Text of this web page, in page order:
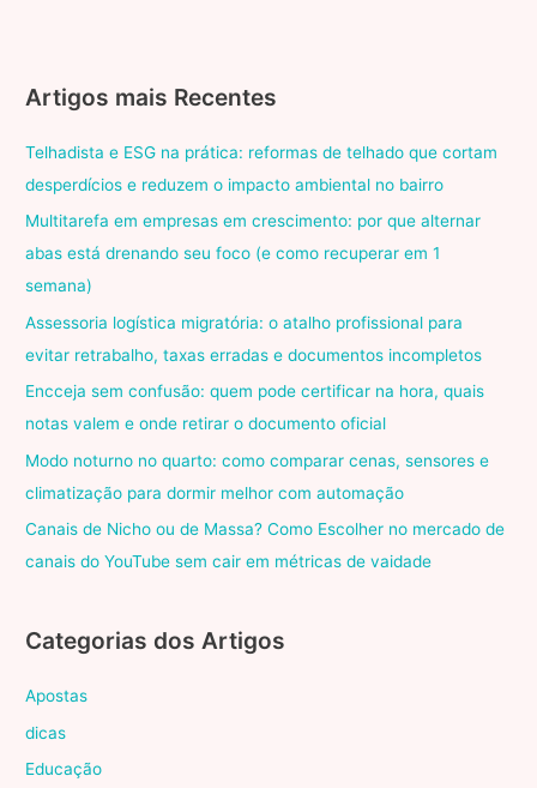
Artigos mais Recentes
Telhadista e ESG na prática: reformas de telhado que cortam
desperdícios e reduzem o impacto ambiental no bairro
Multitarefa em empresas em crescimento: por que alternar
abas está drenando seu foco (e como recuperar em 1
semana)
Assessoria logística migratória: o atalho profissional para
evitar retrabalho, taxas erradas e documentos incompletos
Encceja sem confusão: quem pode certificar na hora, quais
notas valem e onde retirar o documento oficial
Modo noturno no quarto: como comparar cenas, sensores e
climatização para dormir melhor com automação
Canais de Nicho ou de Massa? Como Escolher no mercado de
canais do YouTube sem cair em métricas de vaidade
Categorias dos Artigos
Apostas
dicas
Educação